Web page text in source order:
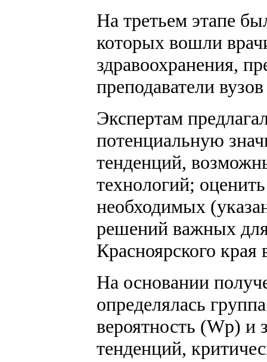
На третьем этапе
которых вошли
здравоохранения,
преподаватели
Экспертам
потенциальную
тенденций,
технологий;
необходимых
решений важных для
Красноярского края
На основании
определялась
вероятность (Wp)
тенденций,